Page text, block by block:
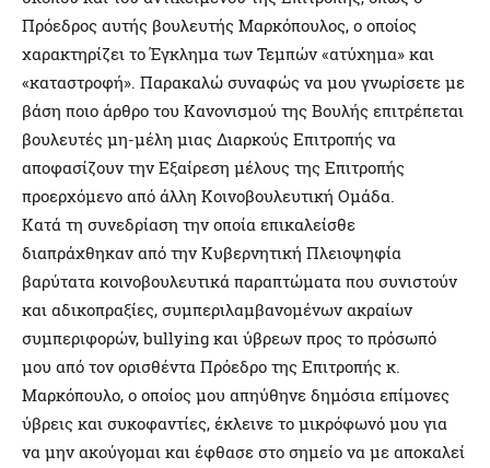
Πρόεδρος αυτής βουλευτής Μαρκόπουλος, ο οποίος
χαρακτηρίζει το Έγκλημα των Τεμπών «ατύχημα» και
«καταστροφή». Παρακαλώ συναφώς να μου γνωρίσετε με
βάση ποιο άρθρο του Κανονισμού της Βουλής επιτρέπεται
βουλευτές μη-μέλη μιας Διαρκούς Επιτροπής να
αποφασίζουν την Εξαίρεση μέλους της Επιτροπής
προερχόμενο από άλλη Κοινοβουλευτική Ομάδα.
Κατά τη συνεδρίαση την οποία επικαλείσθε
διαπράχθηκαν από την Κυβερνητική Πλειοψηφία
βαρύτατα κοινοβουλευτικά παραπτώματα που συνιστούν
και αδικοπραξίες, συμπεριλαμβανομένων ακραίων
συμπεριφορών, bullying και ύβρεων προς το πρόσωπό
μου από τον ορισθέντα Πρόεδρο της Επιτροπής κ.
Μαρκόπουλο, ο οποίος μου απηύθηνε δημόσια επίμονες
ύβρεις και συκοφαντίες, έκλεινε το μικρόφωνό μου για
να μην ακούγομαι και έφθασε στο σημείο να με αποκαλεί